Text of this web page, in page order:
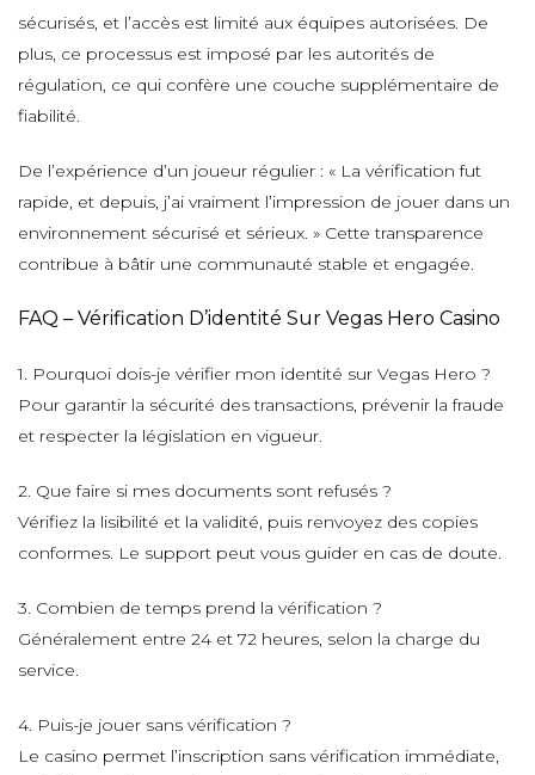
sécurisés, et l’accès est limité aux équipes autorisées. De
plus, ce processus est imposé par les autorités de
régulation, ce qui confère une couche supplémentaire de
fiabilité.
De l’expérience d’un joueur régulier : « La vérification fut
rapide, et depuis, j’ai vraiment l’impression de jouer dans un
environnement sécurisé et sérieux. » Cette transparence
contribue à bâtir une communauté stable et engagée.
FAQ – Vérification D’identité Sur Vegas Hero Casino
1. Pourquoi dois-je vérifier mon identité sur Vegas Hero ?
Pour garantir la sécurité des transactions, prévenir la fraude
et respecter la législation en vigueur.
2. Que faire si mes documents sont refusés ?
Vérifiez la lisibilité et la validité, puis renvoyez des copies
conformes. Le support peut vous guider en cas de doute.
3. Combien de temps prend la vérification ?
Généralement entre 24 et 72 heures, selon la charge du
service.
4. Puis-je jouer sans vérification ?
Le casino permet l’inscription sans vérification immédiate,